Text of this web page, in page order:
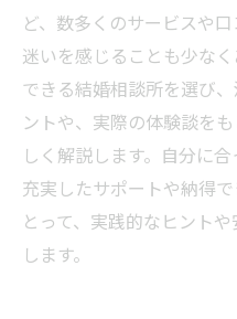
ど、数多くのサービスや
迷いを感じることも少な
できる結婚相談所を選び
ントや、実際の体験談を
しく解説します。自分に
充実したサポートや納得
とって、実践的なヒント
します。